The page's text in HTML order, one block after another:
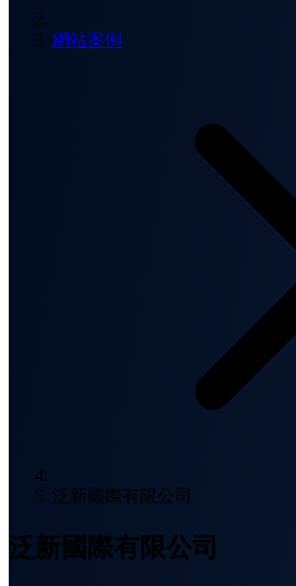
網站案例
泛新國際有限公司
泛新國際有限公司